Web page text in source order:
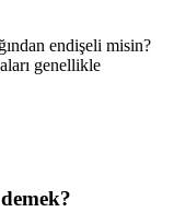
endişeli misin?
genellikle